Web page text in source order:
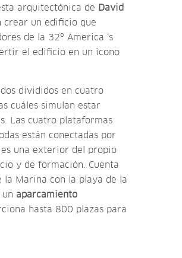
arquitectónica de
David
crear un edificio que
de la 32º America ‘s
el edificio en un icono
divididos en cuatro
cuáles simulan estar
Las cuatro plataformas
están conectadas por
una exterior del propio
y de formación. Cuenta
la Marina con la playa de la
un aparcamiento
hasta 800 plazas para